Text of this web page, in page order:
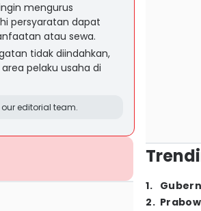
mengurus
persyaratan dapat
atau sewa.
tidak diindahkan,
pelaku usaha di
editorial team.
1.
2.